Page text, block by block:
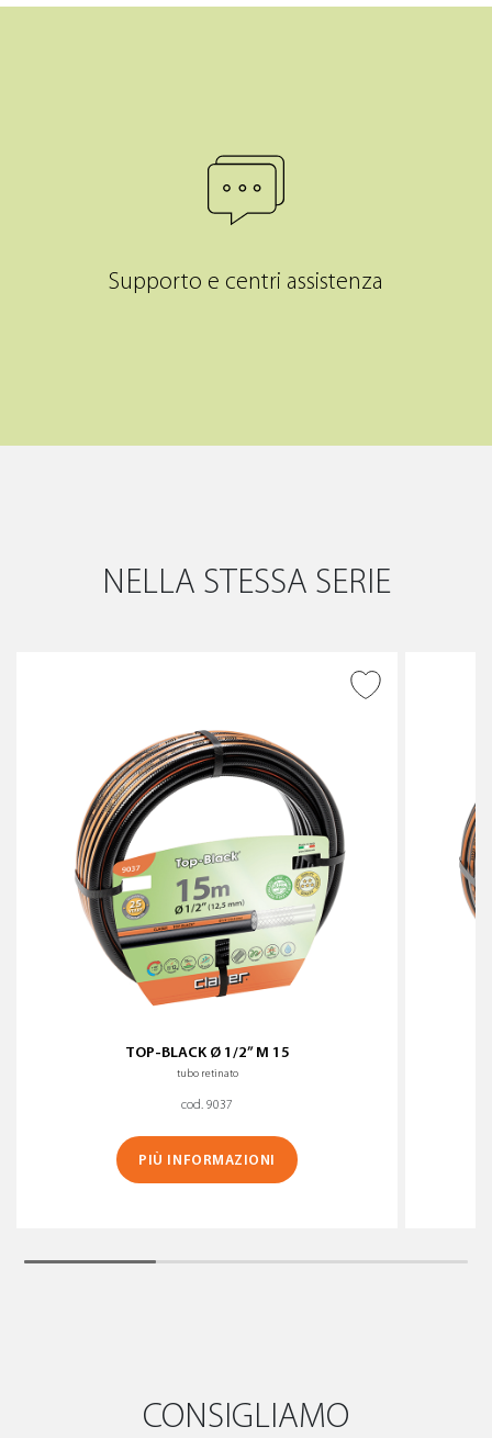
Supporto e centri assistenza
NELLA STESSA SERIE
TOP-BLACK Ø 1/2” M 15
tubo retinato
cod. 9037
PIÙ INFORMAZIONI
CONSIGLIAMO